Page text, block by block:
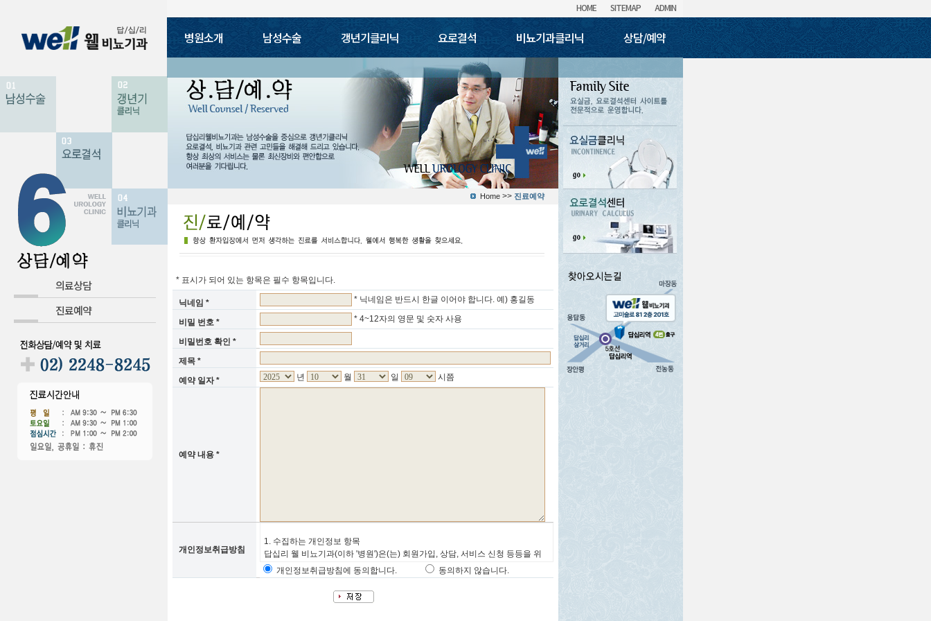
HOME SITEMAP ADMIN
병원소개 남성수술 갱년기클리닉 요로결석 비뇨기과클리닉 상담/예약
의료진소개 진료안내 병원둘러보기
찾아오시는길
음경확대
귀두확대 발기부전 음경만곡증 이물질제거술
포경수술
발기부전치료 호르몬요법
네비도요법
요로결석이란
요로결석의 원인 요로결석의 증상 요로결석의 진단 요로결석의 치료
요로결석의 예방
전립선질환클리닉
성병클리닉
방광/요도클리닉
의료상담
진료예약
의료상담
진료예약
Home >> 진료예약
* 표시가 되어 있는 항목은 필수 항목입니다.
닉네임 * * 닉네임은 반드시 한글 이어야 합니다. 예) 홍길동
비밀 번호 * * 4~12자의 영문 및 숫자 사용
비밀번호 확인 *
제목 *
예약 일자 * 년 월 일 시쯤
예약 내용 *
개인정보취급방침
1. 수집하는 개인정보 항목
답십리 웰 비뇨기과(이하 '병원')은(는) 회원가입, 상담, 서비스 신청 등등을 위
해 아래와 같은 개인정보를 수집하고 있습니다.
* 수집항목 : ID, 성명, 비밀번호, 연락처, 이메일 주소, 성별, 서비스 이용기록,
접속 로그, 쿠키, 접속 IP 정보
* 개인정보 수집방법 : 홈페이지, 서면 양식, 팩스, 전화, 행사, 게시판, 이메일,
개인정보취급방침에 동의합니다. 동의하지 않습니다.